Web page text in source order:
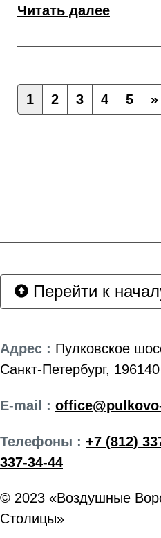
Читать далее
1 2 3 4 5 »
Перейти к
Адрес : Пулковское
Санкт-Петербург,
E-mail :
Телефоны : +7 (812)
337-34-44
© 2023 «Воздушные
Столицы»